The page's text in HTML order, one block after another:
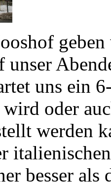
unser
uns ein
oder
werden
besser als